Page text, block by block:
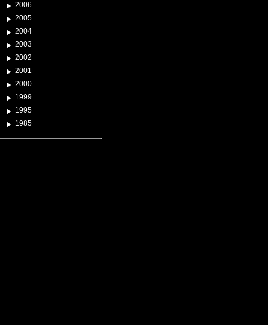
2006
2005
2004
2003
2002
2001
2000
1999
1995
1985